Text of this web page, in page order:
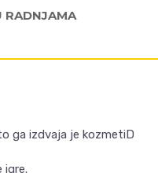
RADNJAMA
ga izdvaja je kozmetiD
igre.